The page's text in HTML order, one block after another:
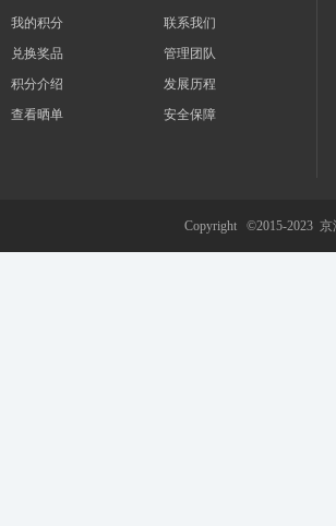
我的积分
兑换奖品
积分介绍
查看晒单
联系我们
管理团队
发展历程
安全保障
Copyright ©2015-2023 京